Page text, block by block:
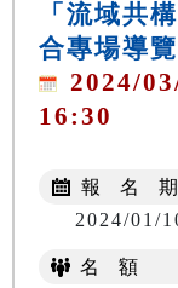
「流域共
合專場導
2024/
16:30
報 名
2024/01/
名 額